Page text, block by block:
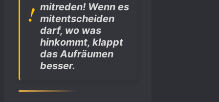
mitreden! Wenn es
mitentscheiden
darf, wo was
hinkommt, klappt
das Aufräumen
besser.